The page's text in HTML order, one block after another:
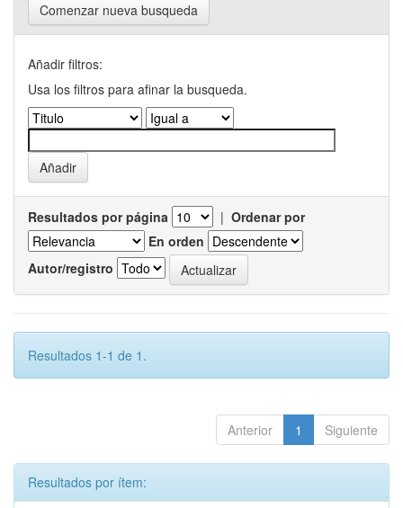
Comenzar nueva busqueda
Añadir filtros:
Usa los filtros para afinar la busqueda.
Resultados por página | Ordenar por
En orden
Autor/registro
Resultados 1-1 de 1.
Anterior 1 Siguiente
Resultados por ítem: